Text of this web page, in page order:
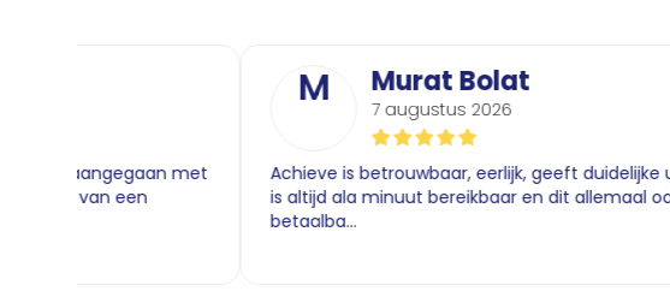
met
Murat Bolat
7 augustus 2026
Achieve is betrouwbaar, eerlijk, geeft duidelijke uitleg en
is altijd ala minuut bereikbaar en dit allemaal ook nog
betaalba...